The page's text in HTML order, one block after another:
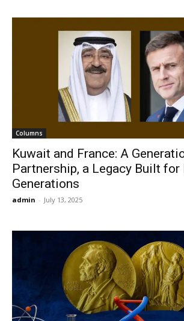
Columns
Kuwait and France: A
Partnership, a Legacy Built for
Generations
admin - July 13, 2025